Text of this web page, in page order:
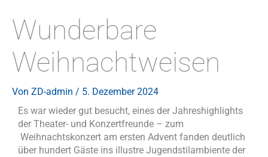
Wunderbare
Weihnachtweisen
Von ZD-admin / 5. Dezember 2024
Es war wieder gut besucht, eines der Jahreshighlights
der Theater- und Konzertfreunde – zum
Weihnachtskonzert am ersten Advent fanden deutlich
über hundert Gäste ins illustre Jugendstilambiente der